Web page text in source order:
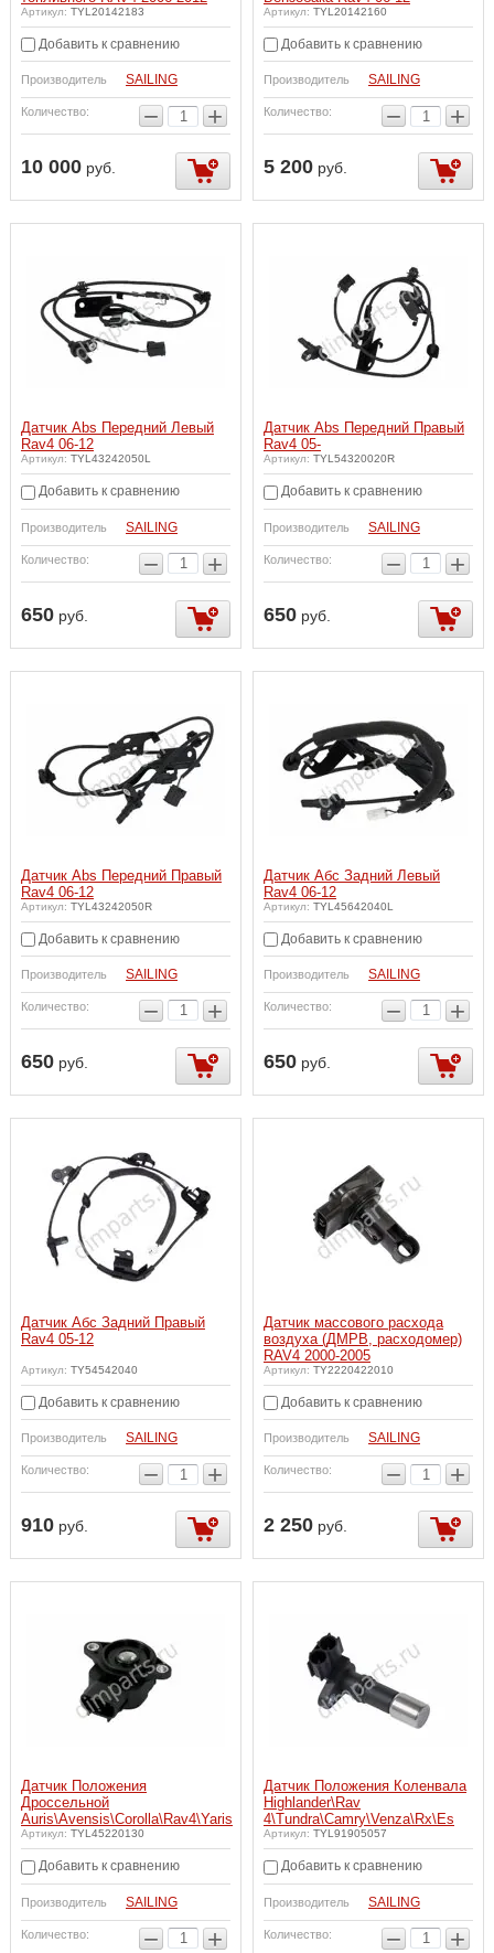
Артикул: TYL20142183
Добавить к сравнению
Производитель SAILING
Количество: − +
10 000 руб.
Артикул: TYL20142160
Добавить к сравнению
Производитель SAILING
Количество: − +
5 200 руб.
Датчик Abs Передний Левый
Rav4 06-12
Артикул: TYL43242050L
Добавить к сравнению
Производитель SAILING
Количество: − +
650 руб.
Датчик Abs Передний Правый
Rav4 05-
Артикул: TYL54320020R
Добавить к сравнению
Производитель SAILING
Количество: − +
650 руб.
Датчик Abs Передний Правый
Rav4 06-12
Артикул: TYL43242050R
Добавить к сравнению
Производитель SAILING
Количество: − +
650 руб.
Датчик Абс Задний Левый
Rav4 06-12
Артикул: TYL45642040L
Добавить к сравнению
Производитель SAILING
Количество: − +
650 руб.
Датчик Абс Задний Правый
Rav4 05-12
Артикул: TY54542040
Добавить к сравнению
Производитель SAILING
Количество: − +
910 руб.
Датчик массового расхода
воздуха (ДМРВ, расходомер)
RAV4 2000-2005
Артикул: TY2220422010
Добавить к сравнению
Производитель SAILING
Количество: − +
2 250 руб.
Датчик Положения
Дроссельной
Auris\Avensis\Corolla\Rav4\Yaris
Артикул: TYL45220130
Добавить к сравнению
Производитель SAILING
Количество: − +
Датчик Положения Коленвала
Highlander\Rav
4\Tundra\Camry\Venza\Rx\Es
Артикул: TYL91905057
Добавить к сравнению
Производитель SAILING
Количество: − +